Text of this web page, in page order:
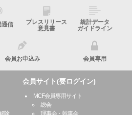
通信
プレスリリース
意見書
統計データ
ガイドライン
会員お申込み 会員専用
除
会員サイト(要ログイン)
MCF会員専用サイト
総会
理事会・幹事会